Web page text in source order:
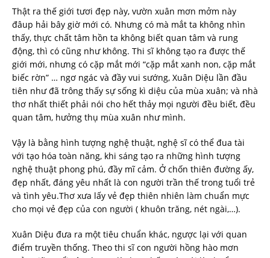
Thật ra thế giới tươi đẹp này, vườn xuân mơn mởm này
đâup hải bây giờ mới có. Nhưng có mà mắt ta không nhìn
thấy, thực chất tâm hồn ta không biết quan tâm và rung
động, thì có cũng như không. Thi sĩ không tạo ra được thế
giới mới, nhưng có cặp mắt mới “cặp mắt xanh non, cặp mắt
biếc rờn” … ngơ ngác và đầy vui sướng, Xuân Diệu lần đầu
tiên như đã trông thấy sự sống kì diệu của mùa xuân; và nhà
thơ nhất thiết phải nói cho hết thảy mọi người đều biết, đều
quan tâm, hưởng thụ mùa xuân như mình.
Vậy là bằng hình tượng nghệ thuật, nghệ sĩ có thể đua tài
với tạo hóa toàn năng, khi sáng tạo ra những hình tượng
nghệ thuật phong phú, đầy mĩ cảm. Ở chốn thiên đường ấy,
đẹp nhất, đáng yêu nhất là con người trần thế trong tuổi trẻ
và tình yêu.Thơ xưa lấy vẻ đẹp thiên nhiên làm chuẩn mực
cho mọi vẻ đẹp của con người ( khuôn trăng, nét ngài,…).
Xuân Diệu đưa ra một tiêu chuẩn khác, ngược lại với quan
điểm truyền thống. Theo thi sĩ con người hồng hào mơn